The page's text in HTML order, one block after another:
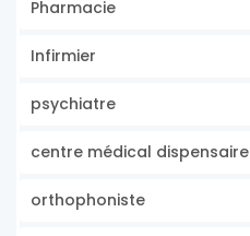
Pharmacie
Infirmier
psychiatre
centre médical dispensaire
orthophoniste